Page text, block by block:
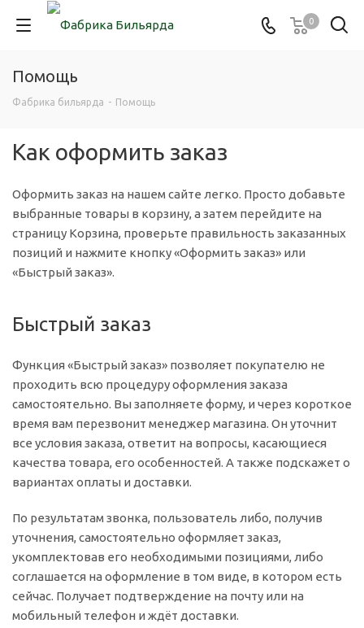
0
Помощь
Фабрика бильярда - Помощь
Как оформить заказ
Оформить заказ на нашем сайте легко. Просто добавьте
выбранные товары в корзину, а затем перейдите на
страницу Корзина, проверьте правильность заказанных
позиций и нажмите кнопку «Оформить заказ» или
«Быстрый заказ».
Быстрый заказ
Функция «Быстрый заказ» позволяет покупателю не
проходить всю процедуру оформления заказа
самостоятельно. Вы заполняете форму, и через короткое
время вам перезвонит менеджер магазина. Он уточнит
все условия заказа, ответит на вопросы, касающиеся
качества товара, его особенностей. А также подскажет о
вариантах оплаты и доставки.
По результатам звонка, пользователь либо, получив
уточнения, самостоятельно оформляет заказ,
укомплектовав его необходимыми позициями, либо
соглашается на оформление в том виде, в котором есть
сейчас. Получает подтверждение на почту или на
мобильный телефон и ждёт доставки.